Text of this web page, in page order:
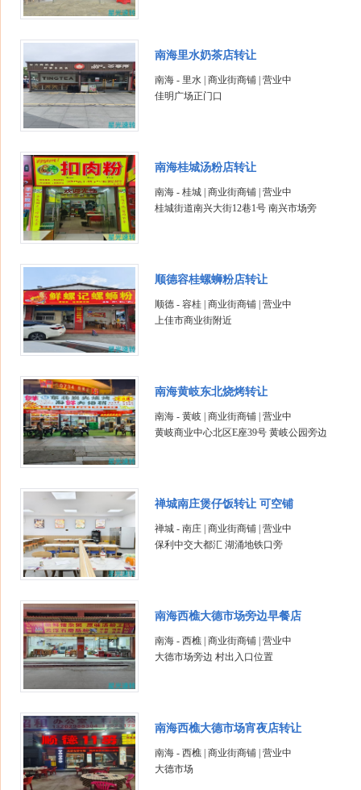
南海里水奶茶店转让
南海 - 里水 | 商业街商铺 | 营业中
佳明广场正门口
南海桂城汤粉店转让
南海 - 桂城 | 商业街商铺 | 营业中
桂城街道南兴大街12巷1号 南兴市场旁
顺德容桂螺蛳粉店转让
顺德 - 容桂 | 商业街商铺 | 营业中
上佳市商业街附近
南海黄岐东北烧烤转让
南海 - 黄岐 | 商业街商铺 | 营业中
黄岐商业中心北区E座39号 黄岐公园旁边
禅城南庄煲仔饭转让 可空铺
禅城 - 南庄 | 商业街商铺 | 营业中
保利中交大都汇 湖涌地铁口旁
南海西樵大德市场旁边早餐店
南海 - 西樵 | 商业街商铺 | 营业中
大德市场旁边 村出入口位置
南海西樵大德市场宵夜店转让
南海 - 西樵 | 商业街商铺 | 营业中
大德市场